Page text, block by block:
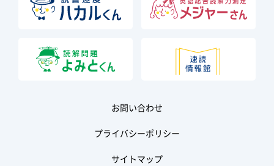
お問い合わせ
プライバシーポリシー
サイトマップ